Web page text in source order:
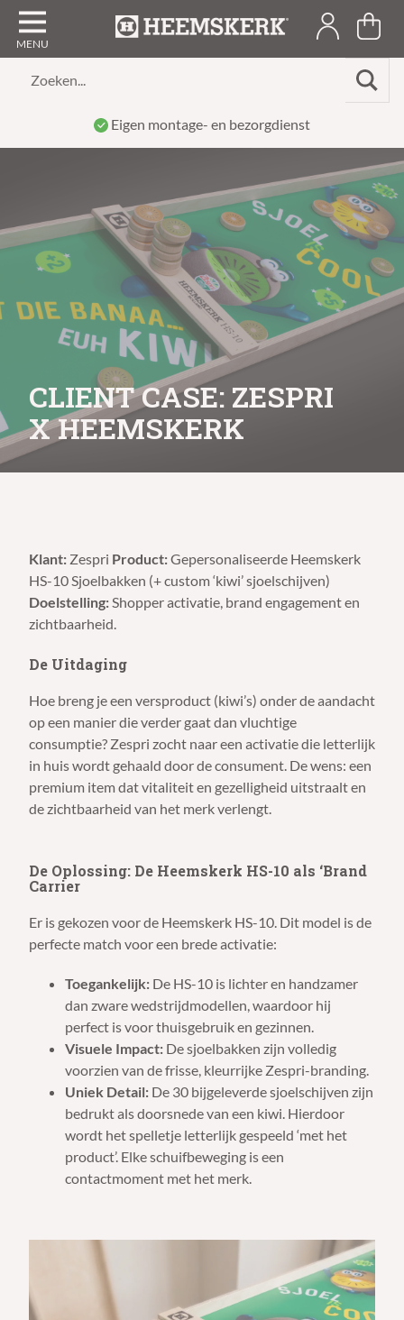
Zoeken...
Speeltafels sinds 1939
CLIENT CASE: ZESPRI
X HEEMSKERK
Klant: Zespri Product:Gepersonaliseerde Heemskerk
HS-10 Sjoelbakken (+ custom ‘kiwi’ sjoelschijven)
Doelstelling:Shopper activatie, brand engagement en
zichtbaarheid.
De Uitdaging
Hoe breng je een versproduct (kiwi’s) onder de aandacht
op een manier die verder gaat dan vluchtige
consumptie? Zespri zocht naar een activatie die letterlijk
in huis wordt gehaald door de consument. De wens: een
premium item dat vitaliteit en gezelligheid uitstraalt en
de zichtbaarheid van het merk verlengt.
De Oplossing: De Heemskerk HS-10 als ‘Brand
Carrier
Er is gekozen voor de Heemskerk HS-10. Dit model is de
perfecte match voor een brede activatie:
Toegankelijk: De HS-10 is lichter en handzamer
dan zware wedstrijdmodellen, waardoor hij
perfect is voor thuisgebruik en gezinnen.
Visuele Impact: De sjoelbakken zijn volledig
voorzien van de frisse, kleurrijke Zespri-branding.
Uniek Detail: De 30 bijgeleverde sjoelschijven zijn
bedrukt als doorsnede van een kiwi. Hierdoor
wordt het spelletje letterlijk gespeeld ‘met het
product’. Elke schuifbeweging is een
contactmoment met het merk.